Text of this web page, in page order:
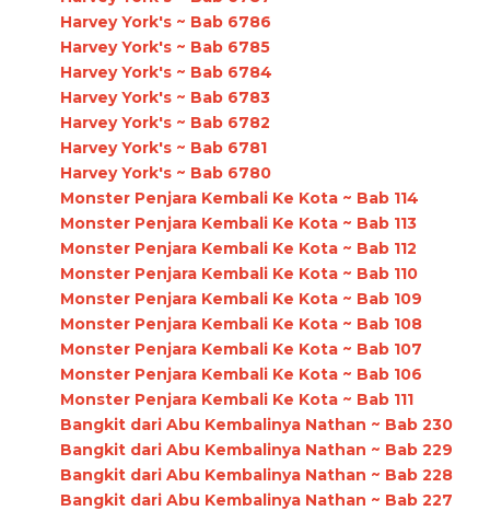
Harvey York's ~ Bab 6786
Harvey York's ~ Bab 6785
Harvey York's ~ Bab 6784
Harvey York's ~ Bab 6783
Harvey York's ~ Bab 6782
Harvey York's ~ Bab 6781
Harvey York's ~ Bab 6780
Monster Penjara Kembali Ke Kota ~ Bab 114
Monster Penjara Kembali Ke Kota ~ Bab 113
Monster Penjara Kembali Ke Kota ~ Bab 112
Monster Penjara Kembali Ke Kota ~ Bab 110
Monster Penjara Kembali Ke Kota ~ Bab 109
Monster Penjara Kembali Ke Kota ~ Bab 108
Monster Penjara Kembali Ke Kota ~ Bab 107
Monster Penjara Kembali Ke Kota ~ Bab 106
Monster Penjara Kembali Ke Kota ~ Bab 111
Bangkit dari Abu Kembalinya Nathan ~ Bab 230
Bangkit dari Abu Kembalinya Nathan ~ Bab 229
Bangkit dari Abu Kembalinya Nathan ~ Bab 228
Bangkit dari Abu Kembalinya Nathan ~ Bab 227